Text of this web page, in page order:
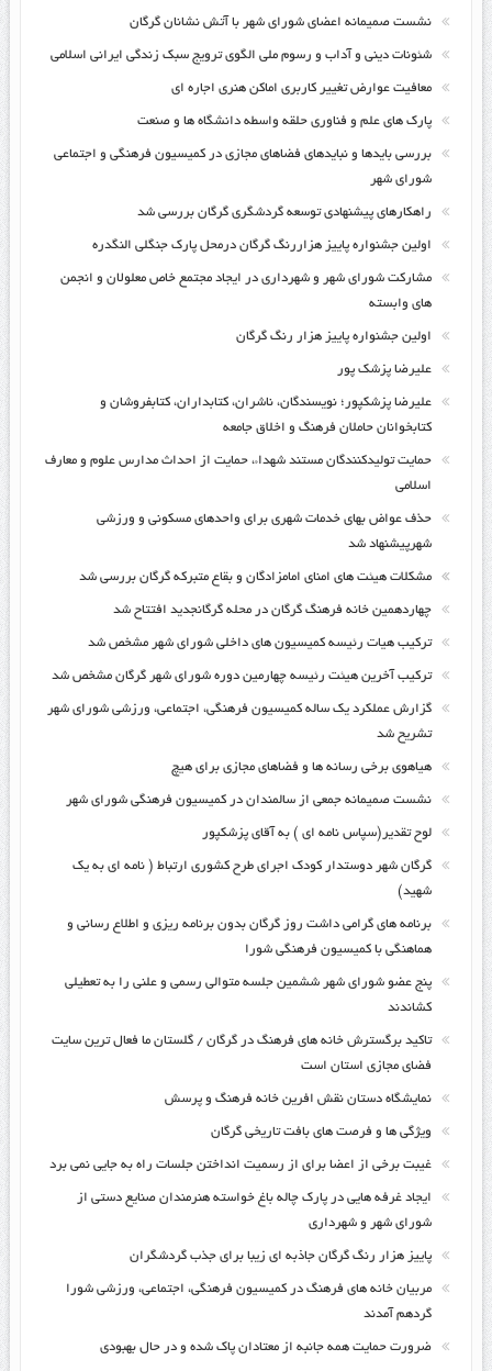
نشست صمیمانه اعضای شورای شهر با آتش نشانان گرگان
شئونات دینی و آداب و رسوم ملی الگوی ترویج سبک زندگی ایرانی اسلامی
معافیت عوارض تغییر کاربری اماکن هنری اجاره ای
پارک های علم و فناوری حلقه واسطه دانشگاه ها و صنعت
بررسی بایدها و نبایدهای فضاهای مجازی در کمیسیون فرهنگی و اجتماعی
شورای شهر
راهکارهای پیشنهادی توسعه گردشگری گرگان بررسی شد
اولین جشنواره پاییز هزاررنگ گرگان درمحل پارک جنگلی النگدره
مشارکت شورای شهر و شهرداری در ایجاد مجتمع خاص معلولان و انجمن
های وابسته
اولین جشنواره پاییز هزار رنگ گرگان
علیرضا پزشک پور
علیرضا پزشکپور؛ نویسندگان، ناشران، کتابداران، کتابفروشان و
کتابخوانان حاملان فرهنگ و اخلاق جامعه
حمایت تولیدکنندگان مستند شهداء، حمایت از احداث مدارس علوم و معارف
اسلامی
حذف عواض بهای خدمات شهری برای واحدهای مسکونی و ورزشی
شهرپیشنهاد شد
مشکلات هیئت های امنای امامزادگان و بقاع متبرکه گرگان بررسی شد
چهاردهمین خانه فرهنگ گرگان در محله گرگانجدید افتتاح شد
ترکیب هیات رئیسه کمیسیون های داخلی شورای شهر مشخص شد
ترکیب آخرین هیئت رئیسه چهارمین دوره شورای شهر گرگان مشخص شد
گزارش عملکرد یک ساله کمیسیون فرهنگی، اجتماعی، ورزشی شورای شهر
تشریح شد
هیاهوی برخی رسانه ها و فضاهای مجازی برای هیچ
نشست صمیمانه جمعی از سالمندان در کمیسیون فرهنگی شورای شهر
لوح تقدیر(سپاس نامه ای ) به آقای پزشکپور
گرگان شهر دوستدار کودک اجرای طرح کشوری ارتباط ( نامه ای به یک
شهید)
برنامه های گرامی داشت روز گرگان بدون برنامه ریزی و اطلاع رسانی و
هماهنگی با کمیسیون فرهنگی شورا
پنج عضو شورای شهر ششمین جلسه متوالی رسمی و علنی را به تعطیلی
کشاندند
تاکید برگسترش خانه های فرهنگ در گرگان / گلستان ما فعال ترین سایت
فضای مجازی استان است
نمایشگاه دستان نقش افرین خانه فرهنگ و پرسش
ویژگی ها و فرصت های بافت تاریخی گرگان
غیبت برخی از اعضا برای از رسمیت انداختن جلسات راه به جایی نمی برد
ایجاد غرفه هایی در پارک چاله باغ خواسته هنرمندان صنایع دستی از
شورای شهر و شهرداری
پاییز هزار رنگ گرگان جاذبه ای زیبا برای جذب گردشگران
مربیان خانه های فرهنگ در کمیسیون فرهنگی، اجتماعی، ورزشی شورا
گردهم آمدند
ضرورت حمایت همه جانبه از معتادان پاک شده و در حال بهبودی